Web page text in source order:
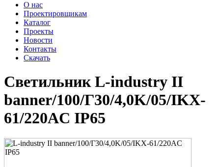
О нас
Проектировщикам
Каталог
Проекты
Новости
Контакты
Скачать
Светильник L-industry II
banner/100/Г30/4,0K/05/IKX-
61/220AC IP65